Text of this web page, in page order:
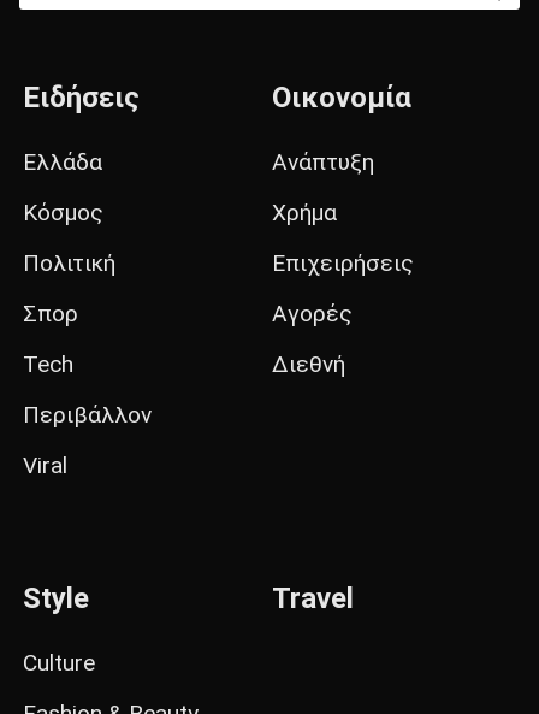
Ειδήσεις
Ελλάδα
Κόσμος
Πολιτική
Σπορ
Tech
Περιβάλλον
Viral
Οικονομία
Ανάπτυξη
Χρήμα
Επιχειρήσεις
Αγορές
Διεθνή
Style
Culture
Travel